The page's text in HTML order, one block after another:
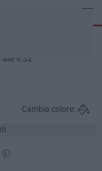
6:32
Cambia colore: